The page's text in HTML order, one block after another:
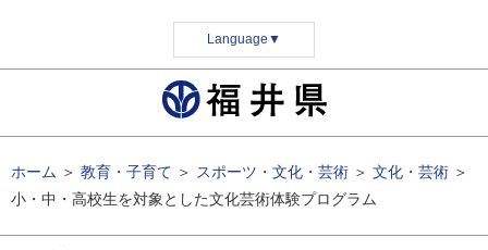
Language ▼
ホーム ＞ 教育・子育て ＞ スポーツ・文化・芸術 ＞ 文化・芸術 ＞
小・中・高校生を対象とした文化芸術体験プログラム